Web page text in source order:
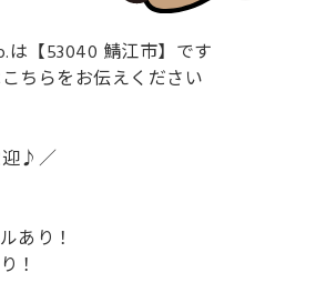
は【53040 鯖江市】です
ちらをお伝えください
迎♪／
あり！
！